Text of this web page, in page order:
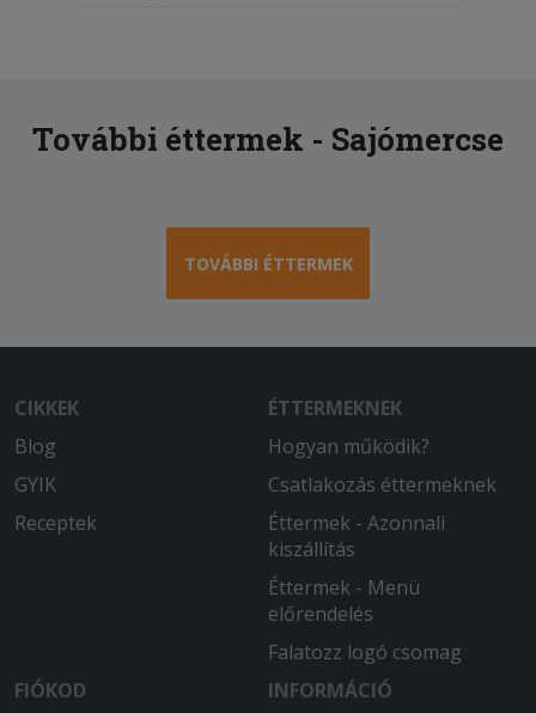
2 pizza, ami a Havanna étteremből
érkezett, a kiszállítás is gyors volt.
További éttermek - Sajómercse
TOVÁBBI ÉTTERMEK
CIKKEK
Blog
GYIK
Receptek
ÉTTERMEKNEK
Hogyan működik?
Csatlakozás éttermeknek
Éttermek - Azonnali
kiszállítás
Éttermek - Menü
előrendelés
Falatozz logó csomag
FIÓKOD
INFORMÁCIÓ